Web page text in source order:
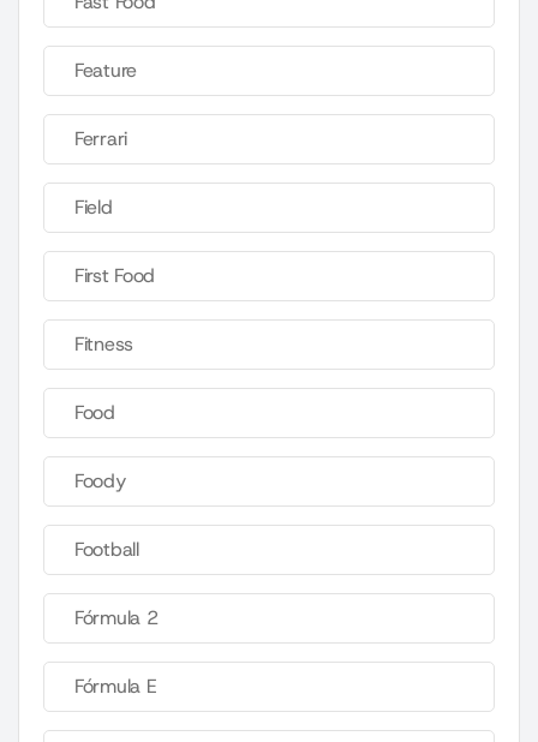
Feature
Ferrari
Field
First Food
Fitness
Food
Foody
Football
Fórmula 2
Fórmula E